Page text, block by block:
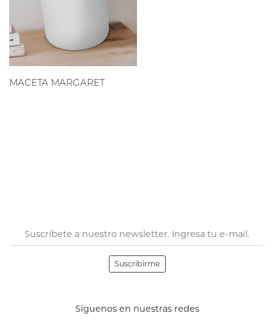
MACETA MARGARET
Suscribirme
Síguenos en nuestras redes